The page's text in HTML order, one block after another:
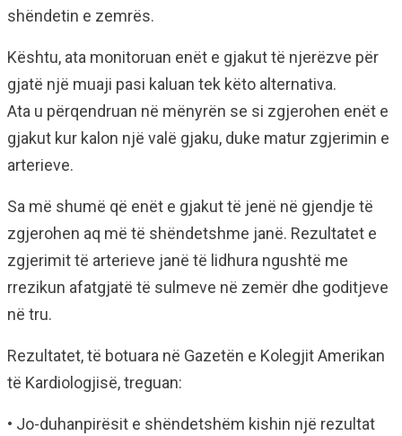
shëndetin e zemrës.
Kështu, ata monitoruan enët e gjakut të njerëzve për
gjatë një muaji pasi kaluan tek këto alternativa.
Ata u përqendruan në mënyrën se si zgjerohen enët e
gjakut kur kalon një valë gjaku, duke matur zgjerimin e
arterieve.
Sa më shumë që enët e gjakut të jenë në gjendje të
zgjerohen aq më të shëndetshme janë. Rezultatet e
zgjerimit të arterieve janë të lidhura ngushtë me
rrezikun afatgjatë të sulmeve në zemër dhe goditjeve
në tru.
Rezultatet, të botuara në Gazetën e Kolegjit Amerikan
të Kardiologjisë, treguan:
• Jo-duhanpirësit e shëndetshëm kishin një rezultat